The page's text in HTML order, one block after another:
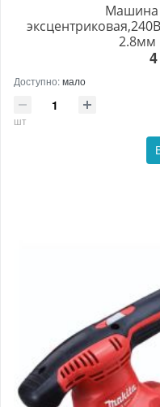
Машина
2.8мм
Доступно:мало
шт